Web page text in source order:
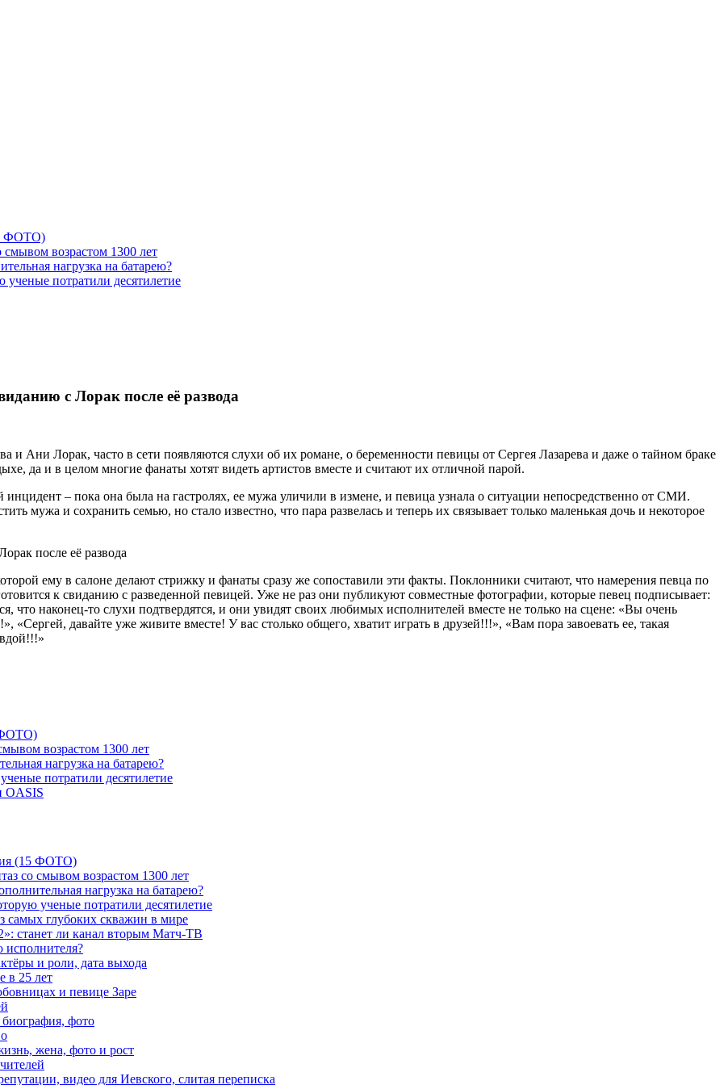
ФОТО)
возрастом 1300 лет
нагрузка на батарею?
ученые потратили десятилетие
с Лорак после её развода
Ани Лорак, часто в сети появляются слухи об их романе, о беременности певицы от Сергея Лазарева и даже о тайном браке
да и в целом многие фанаты хотят видеть артистов вместе и считают их отличной парой.
– пока она была на гастролях, ее мужа уличили в измене, и певица узнала о ситуации непосредственно от СМИ.
мужа и сохранить семью, но стало известно, что пара развелась и теперь их связывает только маленькая дочь и некоторое
ему в салоне делают стрижку и фанаты сразу же сопоставили эти факты. Поклонники считают, что намерения певца по
к свиданию с разведенной певицей. Уже не раз они публикуют совместные фотографии, которые певец подписывает:
наконец-то слухи подтвердятся, и они увидят своих любимых исполнителей вместе не только на сцене: «Вы очень
«Сергей, давайте уже живите вместе! У вас столько общего, хватит играть в друзей!!!», «Вам пора завоевать ее, такая
ФОТО)
возрастом 1300 лет
нагрузка на батарею?
потратили десятилетие
OASIS
(15 ФОТО)
со смывом возрастом 1300 лет
нагрузка на батарею?
ученые потратили десятилетие
самых глубоких скважин в мире
станет ли канал вторым Матч-ТВ
исполнителя?
и роли, дата выхода
в 25 лет
и певице Заре
фото
жена, фото и рост
видео для Иевского, слитая переписка